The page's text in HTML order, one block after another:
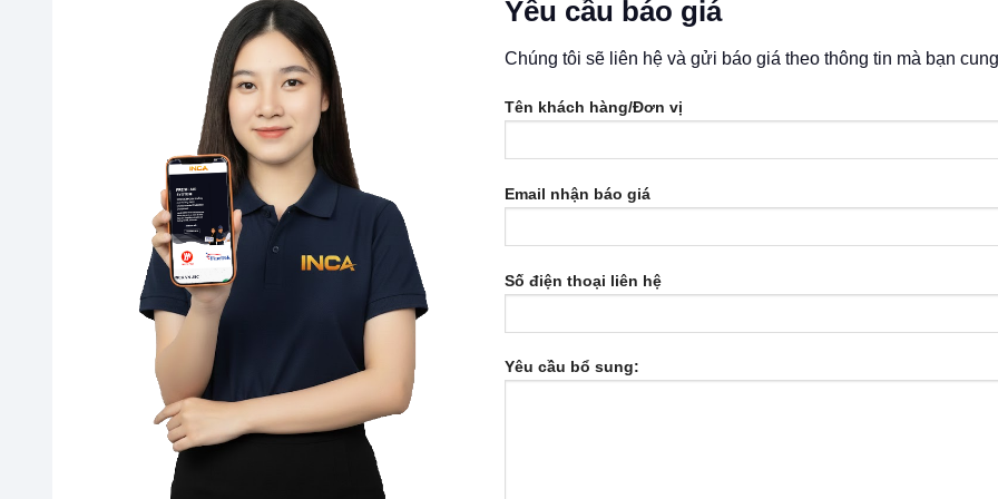
Yêu cầu báo giá
Chúng tôi sẽ liên hệ và gửi báo giá theo thông tin mà bạn
Tên khách hàng/Đơn vị
Email nhận báo giá
Số điện thoại liên hệ
Yêu cầu bổ sung: